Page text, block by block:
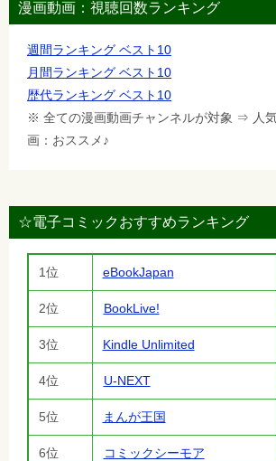
漫画動画：視聴回数ランキング
週間ランキング ベスト10
月間ランキング ベスト10
歴代ランキング ベスト10
※ 全ての漫画動画チャンネルが対象 ⇒ 人
画：おススメ♪
☆電子コミックおすすめランキング
1位 eBookJapan
2位 BookLive!
3位 Kindle Unlimited
4位 U-NEXT
5位 まんが王国
6位 コミックシーモア